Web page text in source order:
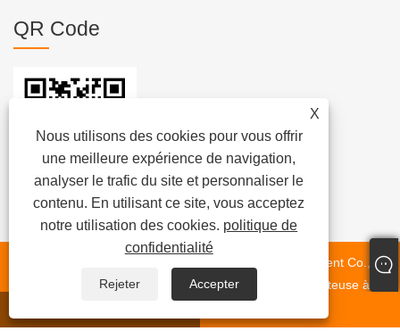
X
Nous utilisons des cookies pour vous offrir
une meilleure expérience de navigation,
analyser le trafic du site et personnaliser le
contenu. En utilisant ce site, vous acceptez
notre utilisation des cookies. politique de
confidentialité
Rejeter Accepter
QR Code
Copyright © 2023 Dongguan Chunlei Intelligent Equipment Co.,
Ltd. -Machine à ruban, étiqueteuse automatique, étiqueteuse à